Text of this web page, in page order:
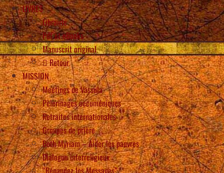
LIVRES
Librairie
Pdf et eBooks
Manuscrit original
Retour
MISSION
Meetings de Vassula
Pèlerinages oecuméniques
Retraites internationales
Groupes de prière
Beth Myriam – Aider les pauvres
Dialogue interreligieux
“Répandez les Messages” !